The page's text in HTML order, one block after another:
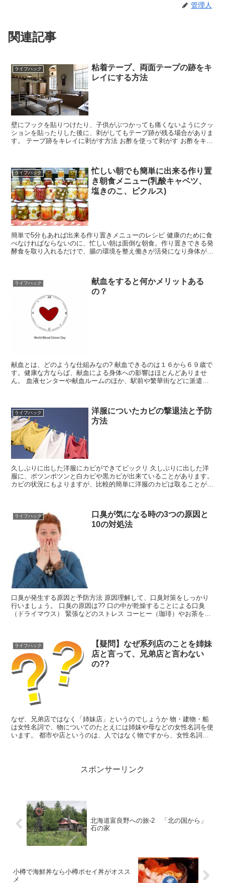
管理人
関連記事
ライフハック
粘着テープ、両面テープの跡をキ
レイにする方法
壁にフックを貼りつけたり、子供がぶつかっても痛くないようにクッ
ションを貼ったりした後に、剥がしてもテープ跡が残る場合がありま
す。 テープ跡をキレイに剥がす方法 お酢を使って剥がす お酢をキッ
ライフハック
忙しい朝でも簡単に出来る作り置
き朝食メニュー(乳酸キャベツ、
塩きのこ、ピクルス)
簡単で5分もあれば出来る作り置きメニューのレシピ 健康のために食
べなければならないのに、忙しい朝は面倒な朝食。作り置きできる発
酵食を取り入れるだけで、腸の環境を整え働きが活発になり身体が軽
ライフハック
献血をすると何かメリットある
の？
献血とは、どのような仕組みなの? 献血できるのは１６から６９歳で
す。健康な方ならば、献血による身体への影響はほとんどありませ
ん。 血液センターや献血ルームのほか、駅前や繁華街などに派遣さ
ライフハック
洋服についたカビの撃退法と予防
方法
久しぶりに出した洋服にカビができてビックリ 久しぶりに出した洋
服に、ポツンポツンと白カビや黒カビが出来ていることがあります。
カビの状況にもよりますが、比較的簡単に洋服のカビは取ることがで
ライフハック
口臭が気になる時の3つの原因と
10の対処法
口臭が発生する原因と予防方法 原因理解して、口臭対策をしっかり
行いましょう。 口臭の原因は?? 口の中が乾燥することによる口臭
（ドライマウス） 緊張などのストレス コーヒー（珈琲）やお茶を飲
ライフハック
【疑問】なぜ系列店のことを姉妹
店と言って、兄弟店と言わない
の??
なぜ、兄弟店ではなく「姉妹店」というのでしょうか 物・建物・船
は女性名詞で、物についてのたとえには姉妹や母などの女性名詞を使
います。 都市や店というのは、人ではなく物ですから、女性名詞を
スポンサーリンク
北海道富良野への旅-2 「北の国から」
石の家
小樽で海鮮丼なら小樽ポセイ丼がオスス
メ